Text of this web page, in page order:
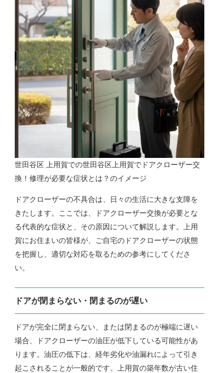
世田谷区 上用賀での世田谷区上用賀でドアクローザー交
換！修理が必要な症状とは？のイメージ
ドアクローザーの不具合は、日々の生活に大きな支障を
きたします。ここでは、ドアクローザー交換が必要とな
る代表的な症状と、その原因について解説します。上用
賀にお住まいの皆様が、ご自宅のドアクローザーの状態
を把握し、適切な対応を取るための参考にしてくださ
い。
ドアが閉まらない・閉まるのが遅い
ドアが完全に閉まらない、または閉まるのが極端に遅い
場合、ドアクローザーの油圧が低下している可能性があ
ります。油圧の低下は、経年劣化や油漏れによって引き
起こされることが一般的です。上用賀の築年数が古い住